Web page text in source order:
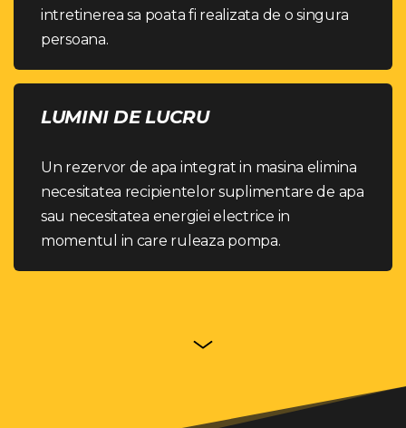
intretinerea sa poata fi realizata de o singura
persoana.
LUMINI DE LUCRU
Un rezervor de apa integrat in masina elimina
necesitatea recipientelor suplimentare de apa
sau necesitatea energiei electrice in
momentul in care ruleaza pompa.